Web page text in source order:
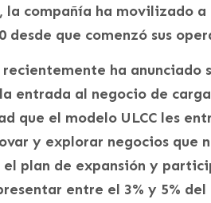
compañía ha movilizado a
desde que comenzó sus
ha anunciado
entrada al negocio de
que el modelo ULCC les
y explorar negocios que
plan de expansión y
entre el 3% y 5%